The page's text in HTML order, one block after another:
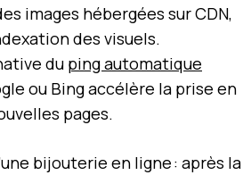
images hébergées sur CDN,
des visuels.
du ping automatique
ou Bing accélère la prise en
pages.
bijouterie en ligne : après la